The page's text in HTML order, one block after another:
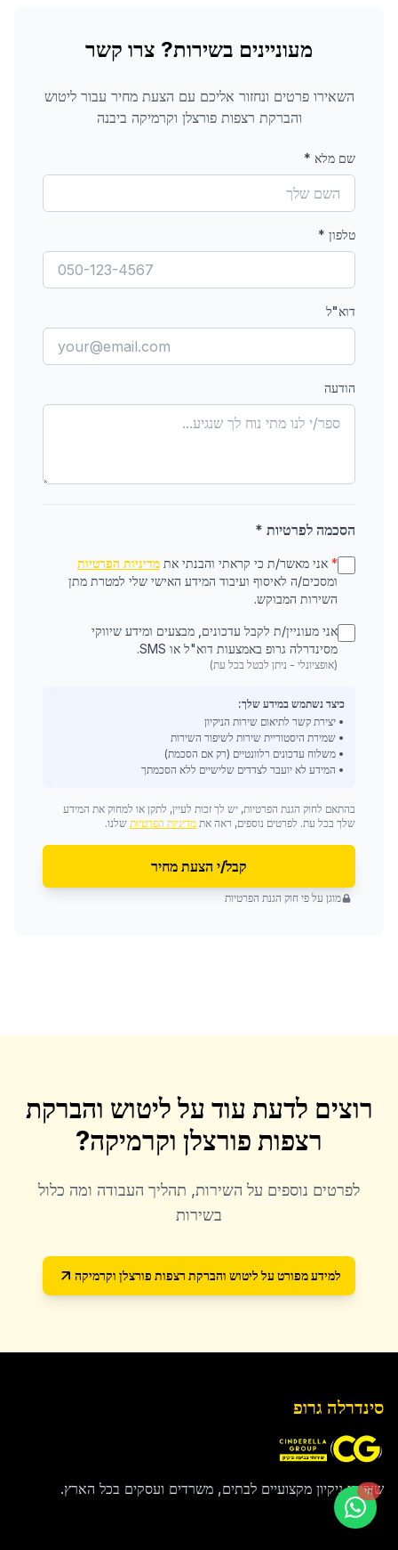
מעוניינים בשירות? צרו קשר
השאירו פרטים ונחזור אליכם עם הצעת מחיר עבורליטוש
והברקת רצפות פורצלן וקרמיקה ביבנה
שם מלא *
טלפון *
דוא"ל
הודעה
הסכמה לפרטיות *
* אני מאשר/ת כי קראתי והבנתי את מדיניות הפרטיות
ומסכים/ה לאיסוף ועיבוד המידע האישי שלי למטרת מתן
השירות המבוקש.
אני מעוניין/ת לקבל עדכונים, מבצעים ומידע שיווקי
מסינדרלה גרופ באמצעות דוא"ל או SMS.
(אופציונלי - ניתן לבטל בכל עת)
כיצד נשתמש במידע שלך:
• יצירת קשר לתיאום שירות הניקיון
• שמירת היסטוריית שירות לשיפור השירות
• משלוח עדכונים רלוונטיים (רק אם הסכמת)
• המידע לא יועבר לצדדים שלישיים ללא הסכמתך
בהתאם לחוק הגנת הפרטיות, יש לך זכות לעיין, לתקן או למחוק את המידע
שלך בכל עת. לפרטים נוספים, ראה את מדיניות הפרטיות שלנו.
קבל/י הצעת מחיר
מוגן על פי חוק הגנת הפרטיות
רוצים לדעת עוד עלליטוש והברקת
רצפות פורצלן וקרמיקה?
לפרטים נוספים על השירות, תהליך העבודה ומה כלול
בשירות
למידע מפורט על ליטוש והברקת רצפות פורצלן וקרמיקה
סינדרלה גרופ
שירותי ניקיון מקצועיים לבתים, משרדים ועסקים בכל הארץ.
חי